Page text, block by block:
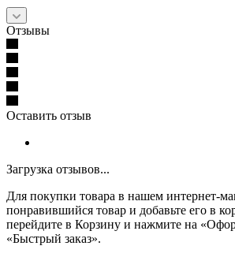
Отзывы
Оставить отзыв
Загрузка отзывов...
Для покупки товара в нашем интернет-
понравившийся товар и добавьте его в
перейдите в Корзину и нажмите на
«Быстрый заказ».